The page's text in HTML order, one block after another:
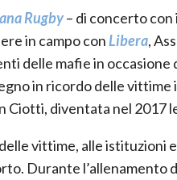
Rugby– di concerto con
in campo conLibera,
delle mafie in occasione
in ricordo delle
Ciotti, diventata nel 2017
vittime, alle istituzioni
Durante l’allenamento